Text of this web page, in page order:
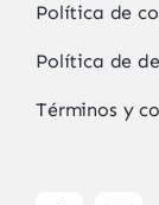
Política de
Política de
Términos y